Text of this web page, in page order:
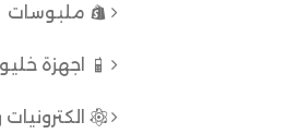
ملبوسات
اجهزة